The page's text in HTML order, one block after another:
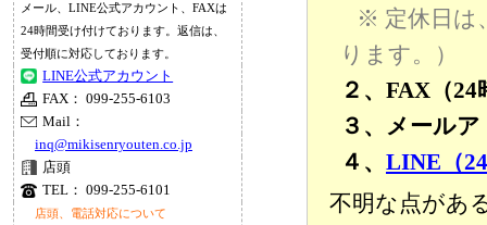
メール、LINE公式アカウント、FAXは
24時間受け付けております。返信は、
受付順に対応しております。
LINE公式アカウント
FAX： 099-255-6103
Mail：
inq@mikisenryouten.co.jp
店頭
TEL： 099-255-6101
店頭、電話対応について
※ 定休日は
ります。）
２、FAX（24
３、メール
４、 LINE（
不明な点があ